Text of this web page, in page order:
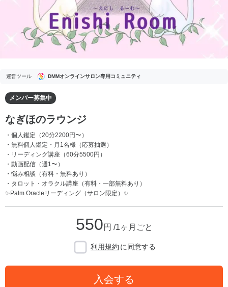
運営ツール DMMオンラインサロン専用コミュニティ
メンバー募集中
なぎほのラウンジ
・個人鑑定（20分2200円〜）
・無料個人鑑定・月1名様（応募抽選）
・リーディング講座（60分5500円）
・動画配信（週1〜）
・悩み相談（有料・無料あり）
・タロット・オラクル講座（有料・一部無料あり）
✨Palm Oracleリーディング（サロン限定）✨
550円 /1ヶ月ごと
利用規約 に同意する
入会する